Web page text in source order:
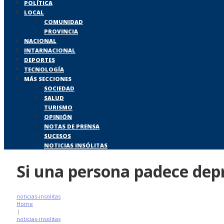
POLÍTICA
LOCAL
COMUNIDAD
PROVINCIA
NACIONAL
INTARNACIONAL
DEPORTES
TECNOLOGÍA
MÁS SECCIONES
SOCIEDAD
SALUD
TURISMO
OPINIÓN
NOTAS DE PRENSA
SUCESOS
NOTICIAS INSÓLITAS
Si una persona padece
noticias-insolitas
Home
|
noticias-insolitas